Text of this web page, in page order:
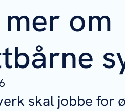
om
skal jobbe for